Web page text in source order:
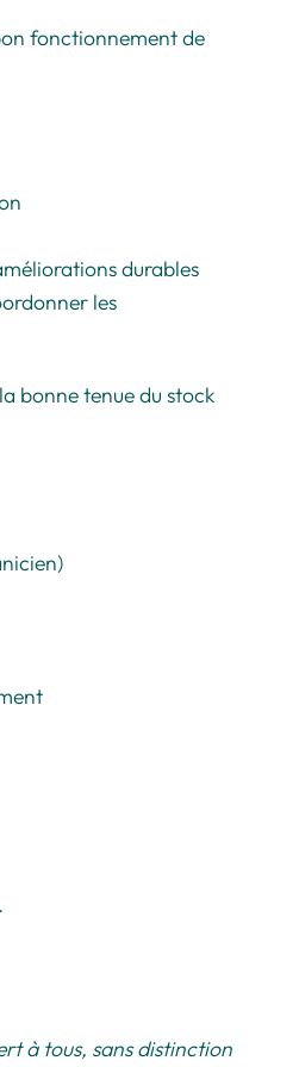
fonctionnement de
durables
les
bonne tenue du stock
à tous, sans distinction